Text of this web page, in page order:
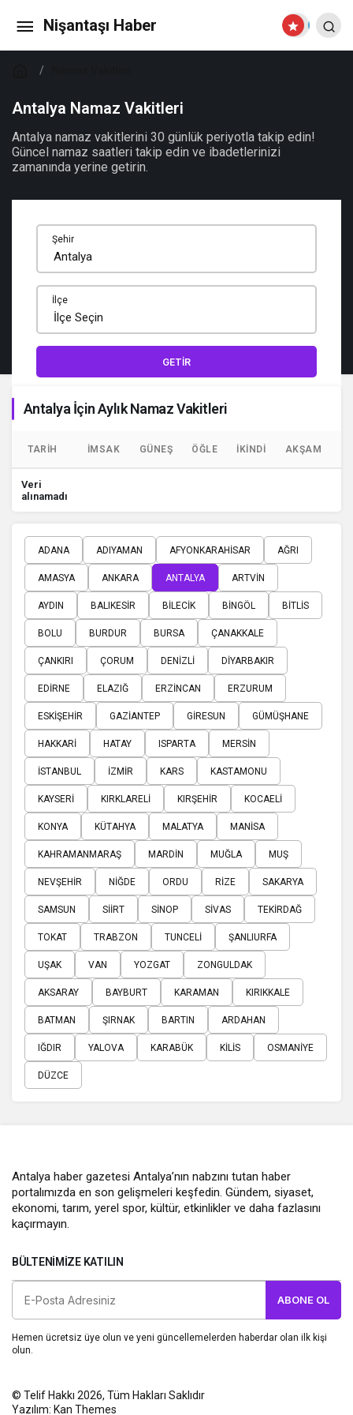
Nişantaşı Haber
Antalya Namaz Vakitleri
Antalya namaz vakitlerini 30 günlük periyotla takip edin!
Güncel namaz saatleri takip edin ve ibadetlerinizi
zamanında yerine getirin.
Şehir
İlçe
GETIR
Antalya İçin Aylık Namaz Vakitleri
TARIH İMSAK GÜNEŞ ÖĞLE İKINDI AKŞAM
Veri
alınamadı
ADANA ADIYAMAN AFYONKARAHISAR AĞRI
AMASYA ANKARA ANTALYA ARTVIN
AYDIN BALIKESIR BILECIK BINGÖL BITLIS
BOLU BURDUR BURSA ÇANAKKALE
ÇANKIRI ÇORUM DENIZLI DIYARBAKIR
EDIRNE ELAZIĞ ERZINCAN ERZURUM
ESKIŞEHIR GAZIANTEP GIRESUN GÜMÜŞHANE
HAKKARI HATAY ISPARTA MERSIN
İSTANBUL İZMIR KARS KASTAMONU
KAYSERI KIRKLARELI KIRŞEHIR KOCAELI
KONYA KÜTAHYA MALATYA MANISA
KAHRAMANMARAŞ MARDIN MUĞLA MUŞ
NEVŞEHIR NIĞDE ORDU RIZE SAKARYA
SAMSUN SIIRT SINOP SIVAS TEKIRDAĞ
TOKAT TRABZON TUNCELI ŞANLIURFA
UŞAK VAN YOZGAT ZONGULDAK
AKSARAY BAYBURT KARAMAN KIRIKKALE
BATMAN ŞIRNAK BARTIN ARDAHAN
IĞDIR YALOVA KARABÜK KILIS OSMANIYE
DÜZCE
Antalya haber gazetesi Antalya’nın nabzını tutan haber
portalımızda en son gelişmeleri keşfedin. Gündem, siyaset,
ekonomi, tarım, yerel spor, kültür, etkinlikler ve daha fazlasını
kaçırmayın.
BÜLTENIMIZE KATILIN
ABONE OL
Hemen ücretsiz üye olun ve yeni güncellemelerden haberdar olan ilk kişi
olun.
© Telif Hakkı 2026, Tüm Hakları Saklıdır
Yazılım: Kan Themes